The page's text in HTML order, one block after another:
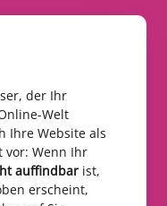
der Ihr
Welt
Ihre Website als
vor: Wenn Ihr
auffindbar ist,
erscheint,